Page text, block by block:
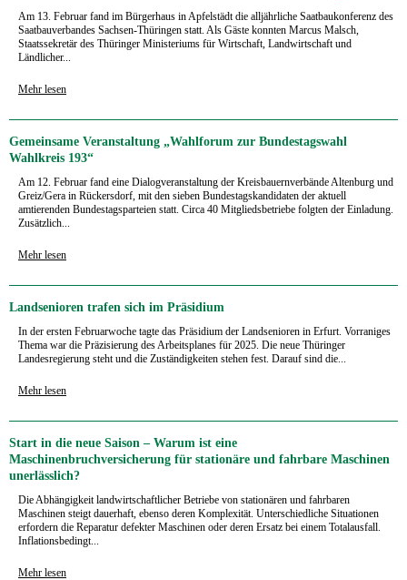
Am 13. Februar fand im Bürgerhaus in Apfelstädt die alljährliche Saatbaukonferenz des
Saatbauverbandes Sachsen-Thüringen statt. Als Gäste konnten Marcus Malsch,
Staatssekretär des Thüringer Ministeriums für Wirtschaft, Landwirtschaft und
Ländlicher...
Mehr lesen
Gemeinsame Veranstaltung „Wahlforum zur Bundestagswahl
Wahlkreis 193“
Am 12. Februar fand eine Dialogveranstaltung der Kreisbauernverbände Altenburg und
Greiz/Gera in Rückersdorf, mit den sieben Bundestagskandidaten der aktuell
amtierenden Bundestagsparteien statt. Circa 40 Mitgliedsbetriebe folgten der Einladung.
Zusätzlich...
Mehr lesen
Landsenioren trafen sich im Präsidium
In der ersten Februarwoche tagte das Präsidium der Landsenioren in Erfurt. Vorraniges
Thema war die Präzisierung des Arbeitsplanes für 2025. Die neue Thüringer
Landesregierung steht und die Zuständigkeiten stehen fest. Darauf sind die...
Mehr lesen
Start in die neue Saison – Warum ist eine
Maschinenbruchversicherung für stationäre und fahrbare Maschinen
unerlässlich?
Die Abhängigkeit landwirtschaftlicher Betriebe von stationären und fahrbaren
Maschinen steigt dauerhaft, ebenso deren Komplexität. Unterschiedliche Situationen
erfordern die Reparatur defekter Maschinen oder deren Ersatz bei einem Totalausfall.
Inflationsbedingt...
Mehr lesen